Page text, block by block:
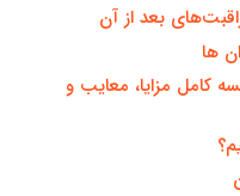
بعد از آن
ها
کامل مزایا، معایب و